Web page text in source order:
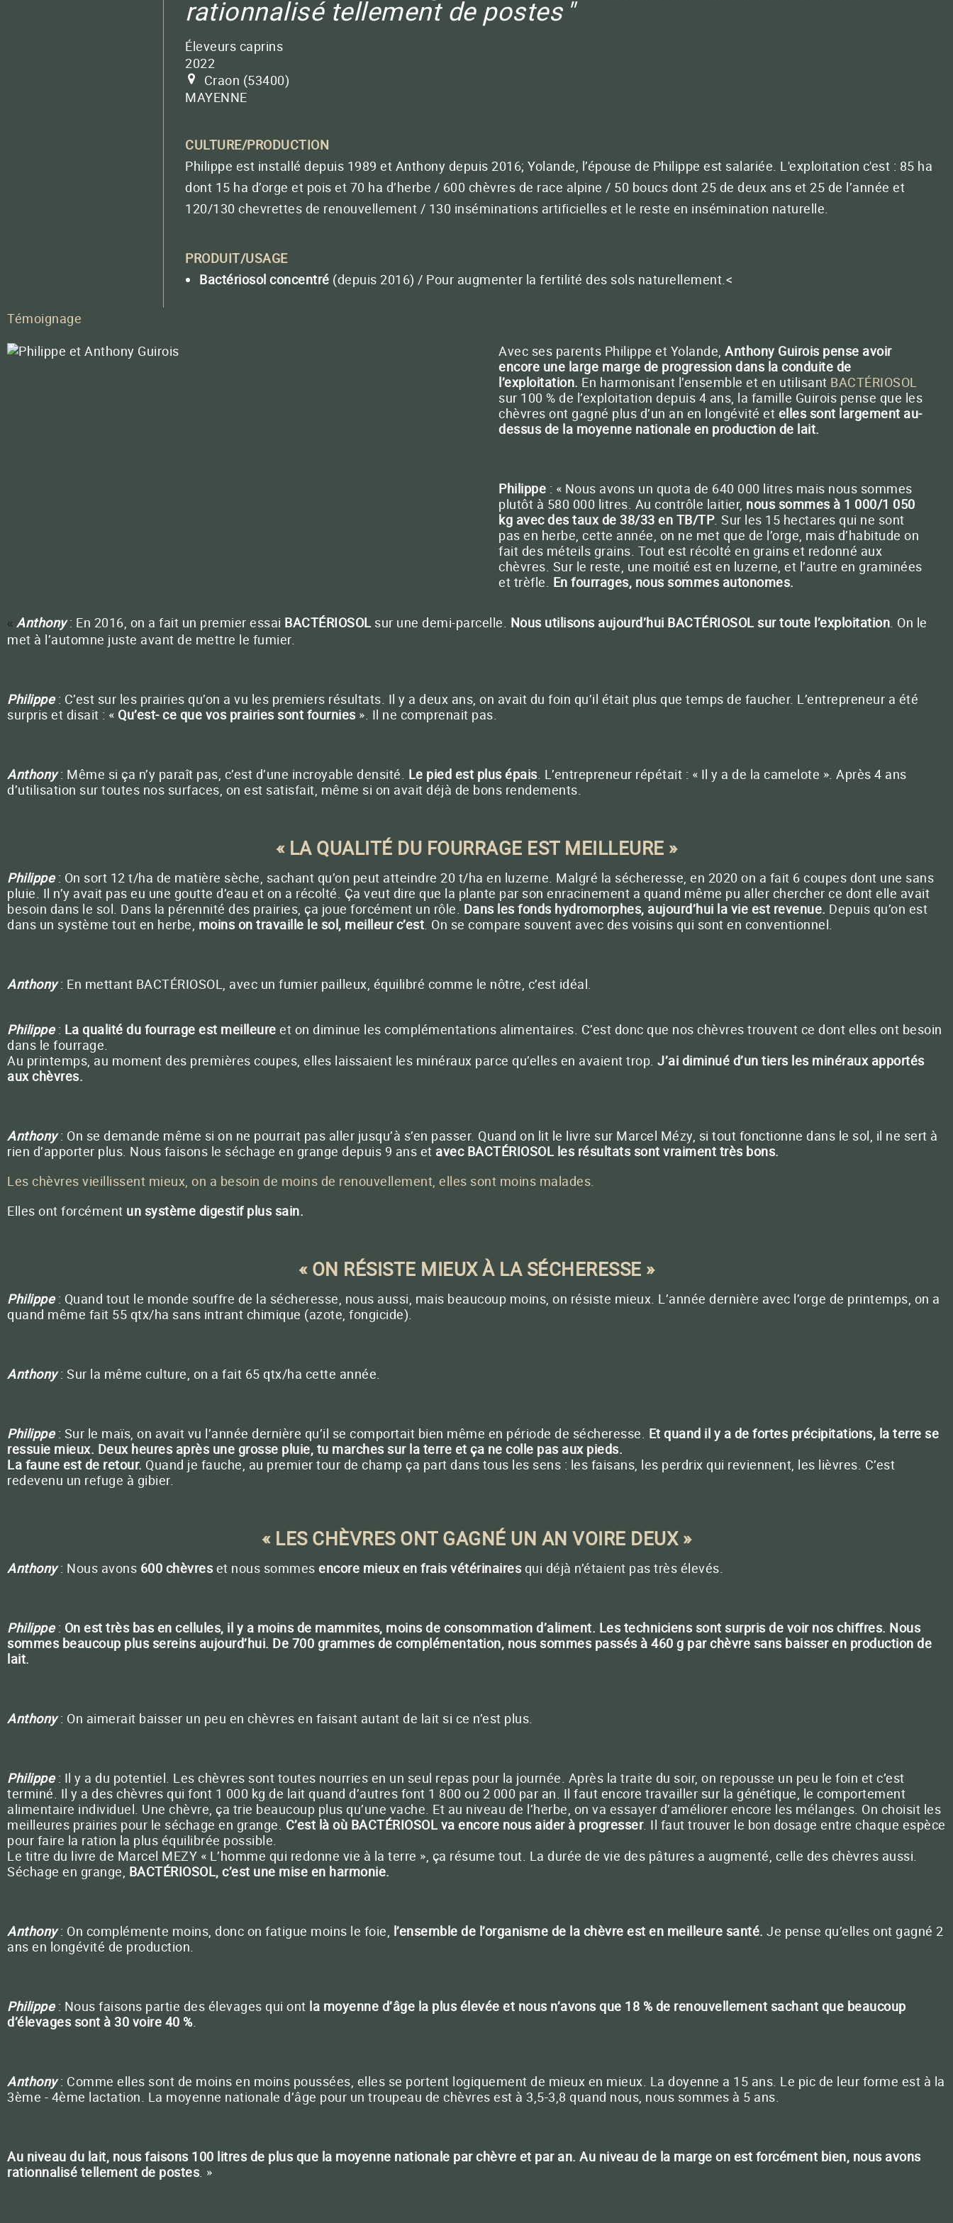
BACTÉRIOSOL BOOSTER BACTÉRIOLIT® 4
Optimisez la valeur de votre matière
BACTÉRIOMÉTHA
QUATERNA® LIQUIDE
La puissance des TMM en version liquide ultra concentrée PRODUCTIONS
Bovins viande
Céréales
Ovins viande
Pépinières - Plants
Ovins lait
Viticulture
33 (0)5 65 46 63 30 Contact E-mail
Contactez-nous 33 (0)5 65 46 63 30 Contact E-mail
PROCHAINS RENDEZ-VOUS
FERMER
rationnalisé tellement de postes
Éleveurs caprins
2022
Craon 53400
MAYENNE
CULTURE/PRODUCTION
Philippe est installé depuis 1989 et Anthony depuis 2016; Yolande, l’épouse de Philippe est salariée. L'exploitation c'est : 85 ha
dont 15 ha d’orge et pois et 70 ha d’herbe / 600 chèvres de race alpine / 50 boucs dont 25 de deux ans et 25 de l’année et
120/130 chevrettes de renouvellement / 130 inséminations artificielles et le reste en insémination naturelle.
PRODUIT/USAGE
Bactériosol concentré (depuis 2016) / Pour augmenter la fertilité des sols naturellement.<
Témoignage
Avec ses parents Philippe et Yolande, Anthony Guirois pense avoir
encore une large marge de progression dans la conduite de
l’exploitation. En harmonisant l’ensemble et en utilisant BACTÉRIOSOL
sur 100 % de l’exploitation depuis 4 ans, la famille Guirois pense que les
chèvres ont gagné plus d’un an en longévité et elles sont largement au-
dessus de la moyenne nationale en production de lait.
Philippe : « Nous avons un quota de 640 000 litres mais nous sommes
plutôt à 580 000 litres. Au contrôle laitier, nous sommes à 1 000/1 050
kg avec des taux de 38/33 en TB/TP. Sur les 15 hectares qui ne sont
pas en herbe, cette année, on ne met que de l’orge, mais d’habitude on
fait des méteils grains. Tout est récolté en grains et redonné aux
chèvres. Sur le reste, une moitié est en luzerne, et l’autre en graminées
et trèfle. En fourrages, nous sommes autonomes.
« Anthony: En 2016, on a fait un premier essai BACTÉRIOSOL sur une demi-parcelle. Nous utilisons aujourd’hui BACTÉRIOSOL sur toute l’exploitation. On le
met à l’automne juste avant de mettre le fumier.
Philippe: C’est sur les prairies qu’on a vu les premiers résultats. Il y a deux ans, on avait du foin qu’il était plus que temps de faucher. L’entrepreneur a été
surpris et disait : « Qu’est- ce que vos prairies sont fournies ». Il ne comprenait pas.
Anthony: Même si ça n’y paraît pas, c’est d’une incroyable densité. Le pied est plus épais. L’entrepreneur répétait : « Il y a de la camelote ». Après 4 ans
d’utilisation sur toutes nos surfaces, on est satisfait, même si on avait déjà de bons rendements.
« LA QUALITÉ DU FOURRAGE EST MEILLEURE »
Philippe: On sort 12 t/ha de matière sèche, sachant qu’on peut atteindre 20 t/ha en luzerne. Malgré la sécheresse, en 2020 on a fait 6 coupes dont une sans
pluie. Il n’y avait pas eu une goutte d’eau et on a récolté. Ça veut dire que la plante par son enracinement a quand même pu aller chercher ce dont elle avait
besoin dans le sol. Dans la pérennité des prairies, ça joue forcément un rôle. Dans les fonds hydromorphes, aujourd’hui la vie est revenue. Depuis qu’on est
dans un système tout en herbe, moins on travaille le sol, meilleur c’est. On se compare souvent avec des voisins qui sont en conventionnel.
Anthony: En mettant BACTÉRIOSOL, avec un fumier pailleux, équilibré comme le nôtre, c’est idéal.
Philippe: La qualité du fourrage est meilleure et on diminue les complémentations alimentaires. C’est donc que nos chèvres trouvent ce dont elles ont besoin
dans le fourrage.
Au printemps, au moment des premières coupes, elles laissaient les minéraux parce qu’elles en avaient trop. J’ai diminué d’un tiers les minéraux apportés
aux chèvres.
Anthony: On se demande même si on ne pourrait pas aller jusqu’à s’en passer. Quand on lit le livre sur Marcel Mézy, si tout fonctionne dans le sol, il ne sert à
rien d’apporter plus. Nous faisons le séchage en grange depuis 9 ans et avec BACTÉRIOSOL les résultats sont vraiment très bons.
Les chèvres vieillissent mieux, on a besoin de moins de renouvellement, elles sont moins malades.
Elles ont forcément un système digestif plus sain.
« ON RÉSISTE MIEUX À LA SÉCHERESSE »
Philippe : Quand tout le monde souffre de la sécheresse, nous aussi, mais beaucoup moins, on résiste mieux. L’année dernière avec l’orge de printemps, on a
quand même fait 55 qtx/ha sans intrant chimique (azote, fongicide).
Anthony: Sur la même culture, on a fait 65 qtx/ha cette année.
Philippe: Sur le maïs, on avait vu l’année dernière qu’il se comportait bien même en période de sécheresse. Et quand il y a de fortes précipitations, la terre se
ressuie mieux. Deux heures après une grosse pluie, tu marches sur la terre et ça ne colle pas aux pieds.
La faune est de retour. Quand je fauche, au premier tour de champ ça part dans tous les sens : les faisans, les perdrix qui reviennent, les lièvres. C’est
redevenu un refuge à gibier.
« LES CHÈVRES ONT GAGNÉ UN AN VOIRE DEUX »
Anthony: Nous avons 600 chèvres et nous sommes encore mieux en frais vétérinaires qui déjà n’étaient pas très élevés.
Philippe: On est très bas en cellules, il y a moins de mammites, moins de consommation d’aliment. Les techniciens sont surpris de voir nos chiffres. Nous
sommes beaucoup plus sereins aujourd’hui. De 700 grammes de complémentation, nous sommes passés à 460 g par chèvre sans baisser en production de
lait.
Anthony: On aimerait baisser un peu en chèvres en faisant autant de lait si ce n’est plus.
Philippe: Il y a du potentiel. Les chèvres sont toutes nourries en un seul repas pour la journée. Après la traite du soir, on repousse un peu le foin et c’est
terminé. Il y a des chèvres qui font 1 000 kg de lait quand d’autres font 1 800 ou 2 000 par an. Il faut encore travailler sur la génétique, le comportement
alimentaire individuel. Une chèvre, ça trie beaucoup plus qu’une vache. Et au niveau de l’herbe, on va essayer d’améliorer encore les mélanges. On choisit les
meilleures prairies pour le séchage en grange. C’est là où BACTÉRIOSOL va encore nous aider à progresser. Il faut trouver le bon dosage entre chaque espèce
pour faire la ration la plus équilibrée possible.
Le titre du livre de Marcel MEZY « L’homme qui redonne vie à la terre », ça résume tout. La durée de vie des pâtures a augmenté, celle des chèvres aussi.
Séchage en grange, BACTÉRIOSOL, c’est une mise en harmonie.
Anthony: On complémente moins, donc on fatigue moins le foie, l’ensemble de l’organisme de la chèvre est en meilleure santé. Je pense qu’elles ont gagné 2
ans en longévité de production.
Philippe: Nous faisons partie des élevages qui ont la moyenne d’âge la plus élevée et nous n’avons que 18 % de renouvellement sachant que beaucoup
d’élevages sont à 30 voire 40 %.
Anthony: Comme elles sont de moins en moins poussées, elles se portent logiquement de mieux en mieux. La doyenne a 15 ans. Le pic de leur forme est à la
3ème - 4ème lactation. La moyenne nationale d’âge pour un troupeau de chèvres est à 3,5-3,8 quand nous, nous sommes à 5 ans.
Au niveau du lait, nous faisons 100 litres de plus que la moyenne nationale par chèvre et par an. Au niveau de la marge on est forcément bien, nous avons
rationnalisé tellement de postes. »